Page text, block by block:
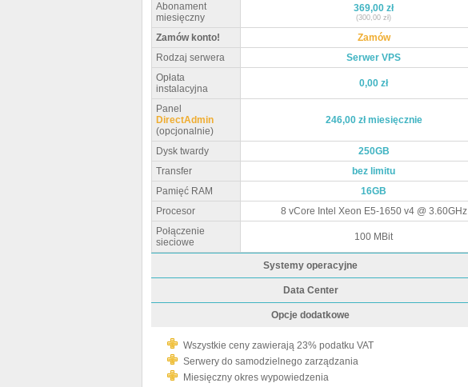
Abonament
miesięczny
369,00 zł
(300,00 zł)
Zamów konto!
Zamów
Rodzaj serwera
Serwer VPS
Opłata
instalacyjna
0,00 zł
Panel
DirectAdmin
(opcjonalnie)
246,00 zł miesięcznie
Dysk twardy
250GB
Transfer
bez limitu
Pamięć RAM
16GB
Procesor
8 vCore Intel Xeon E5-1650 v4 @ 3.60GHz
Połączenie
sieciowe
100 MBit
Systemy operacyjne
Data Center
Opcje dodatkowe
Wszystkie ceny zawierają 23% podatku VAT
Serwery do samodzielnego zarządzania
Miesięczny okres wypowiedzenia